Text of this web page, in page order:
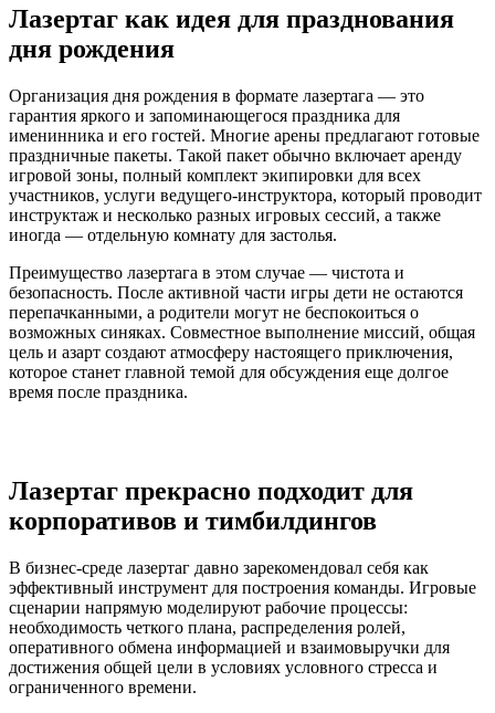
Лазертаг как идея для празднования
дня рождения
Организация дня рождения в формате лазертага — это
гарантия яркого и запоминающегося праздника для
именинника и его гостей. Многие арены предлагают готовые
праздничные пакеты. Такой пакет обычно включает аренду
игровой зоны, полный комплект экипировки для всех
участников, услуги ведущего-инструктора, который проводит
инструктаж и несколько разных игровых сессий, а также
иногда — отдельную комнату для застолья.
Преимущество лазертага в этом случае — чистота и
безопасность. После активной части игры дети не остаются
перепачканными, а родители могут не беспокоиться о
возможных синяках. Совместное выполнение миссий, общая
цель и азарт создают атмосферу настоящего приключения,
которое станет главной темой для обсуждения еще долгое
время после праздника.
Лазертаг прекрасно подходит для
корпоративов и тимбилдингов
В бизнес-среде лазертаг давно зарекомендовал себя как
эффективный инструмент для построения команды. Игровые
сценарии напрямую моделируют рабочие процессы:
необходимость четкого плана, распределения ролей,
оперативного обмена информацией и взаимовыручки для
достижения общей цели в условиях условного стресса и
ограниченного времени.